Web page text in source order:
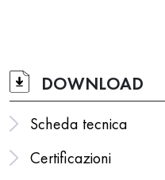
DOWNLOAD
Scheda tecnica
Certificazioni